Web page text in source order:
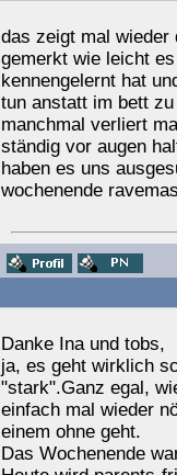
das zeigt mal
gemerkt wie leicht
kennengelernt hat
tun anstatt im bett
manchmal verliert
ständig vor augen
haben es uns
wochenende
Danke Ina und tobs,
ja, es geht wirklich
"stark".Ganz egal,
einfach mal wieder
einem ohne geht.
Das Wochenende